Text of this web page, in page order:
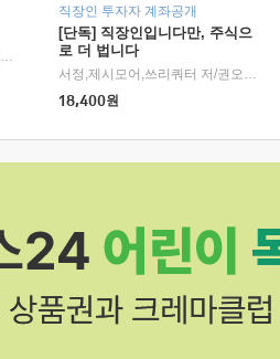
알에이치코리아(RHK)
직장인 투자자 계좌공개
[단독] 직장인입니다만, 주식으
로 더 법니다
서정,제시모어,쓰리쿼터 저/권오태,시그널리포트 편
18,400원